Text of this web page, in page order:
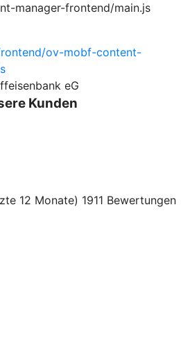
manager-frontend/main.js
ov-mobf-content-
eG
Kunden
12 Monate) 1911 Bewertungen